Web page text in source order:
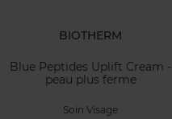
BIOTHERM
Blue Peptides Uplift Cream -
peau plus ferme
Soin Visage